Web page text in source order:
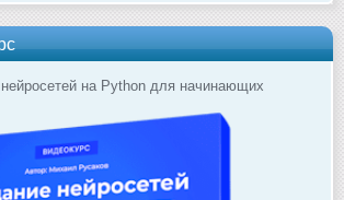
на Python для начинающих